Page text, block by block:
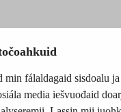
fálaldagaid sisdoalu ja
media iešvuođaid